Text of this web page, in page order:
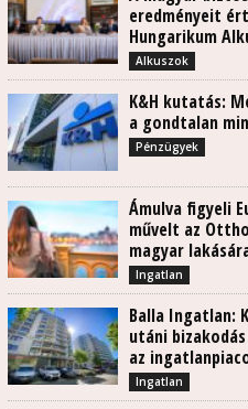
eredményeit
Hungarikum
Alkuszok
K&H kutatás:
a gondtalan
Pénzügyek
Ámulva figyeli
művelt az
magyar
Ingatlan
Balla Ingatlan:
utáni
az
Ingatlan